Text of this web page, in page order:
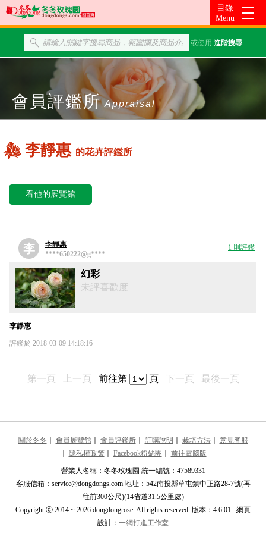
或使用 進階搜尋
會員評鑑所 Appraisal
李靜惠 的花卉評鑑所
看他的展覽館
李
李靜惠
****650222@g****
1 則評鑑
幻彩
未評喜歡度
李靜惠
評鑑於 2018-03-09 14:18:16
第一頁 上一頁 前往第 頁 下一頁 最後一頁
關於冬冬 ｜ 會員展覽館｜ 會員評鑑所｜ 訂購說明 ｜ 栽培方法｜ 意見客服
｜ 隱私權政策｜ Facebook粉絲團 ｜ 前往電腦版
營業人名稱：冬冬玫瑰園 統一編號：47589331
客服信箱：service@dongdongs.com 地址：542南投縣草屯鎮中正路28-7號(再
往前300公尺)(14省道31.5公里處)
Copyright ⓒ 2014 ~ 2026 dongdongrose. All rights reserved. 版本：4.6.01 網頁
設計： 一網打進工作室